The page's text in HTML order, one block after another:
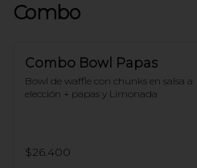
Combo
Combo Bowl Papas
Bowl de waffle con chunks en salsa a
elección + papas y Limonada
$26.400